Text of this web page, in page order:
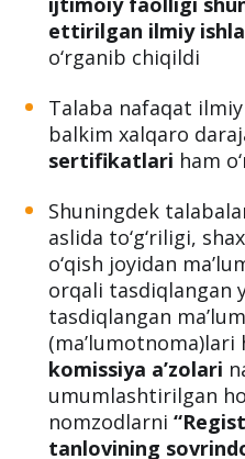
ettirilgan ilmiy
o‘rganib chiqildi
Talaba nafaqat
balkim xalqaro
sertifikatlari ham
Shuningdek
aslida to‘g‘riligi,
o‘qish joyidan
orqali tasdiqlangan
tasdiqlangan
(ma’lumotnoma)lari
komissiya a’zolari
umumlashtirilgan
nomzodlarni
tanlovining